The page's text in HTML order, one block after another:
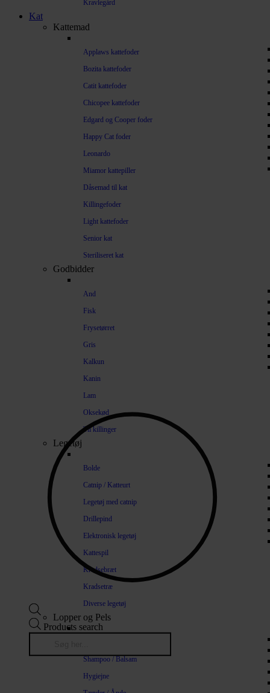
Kravlegård
Kat
Kattemad
Applaws kattefoder
Bozita kattefoder
Catit kattefoder
Chicopee kattefoder
Edgard og Cooper foder
Happy Cat foder
Leonardo
Miamor kattepiller
Dåsemad til kat
Killingefoder
Light kattefoder
Senior kat
Steriliseret kat
Godbidder
And
Fisk
Frysetørret
Gris
Kalkun
Kanin
Lam
Oksekød
Til killinger
Legetøj
Bolde
Catnip / Katteurt
Legetøj med catnip
Drillepind
Elektronisk legetøj
Kattespil
Kradsebræt
Kradsetræ
Diverse legetøj
Lopper og Pels
Shampoo / Balsam
Hygiejne
Products search